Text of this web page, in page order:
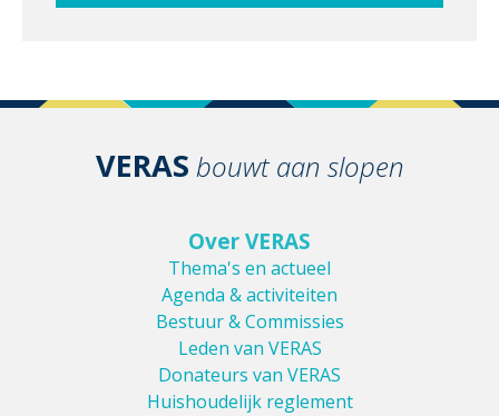
VERAS bouwt aan slopen
Over VERAS
Thema's en actueel
Agenda & activiteiten
Bestuur & Commissies
Leden van VERAS
Donateurs van VERAS
Huishoudelijk reglement